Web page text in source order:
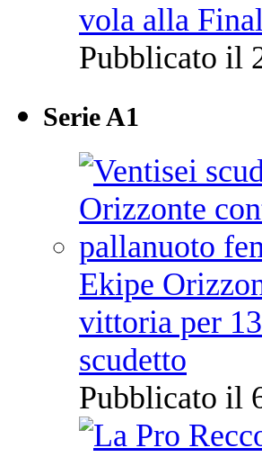
vola alla
Pubblicato il
Serie A1
Ekipe
vittoria per
scudetto
Pubblicato il